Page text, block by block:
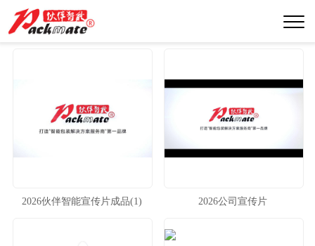
2026伙伴智能宣传片成品(1) 2026公司宣传片